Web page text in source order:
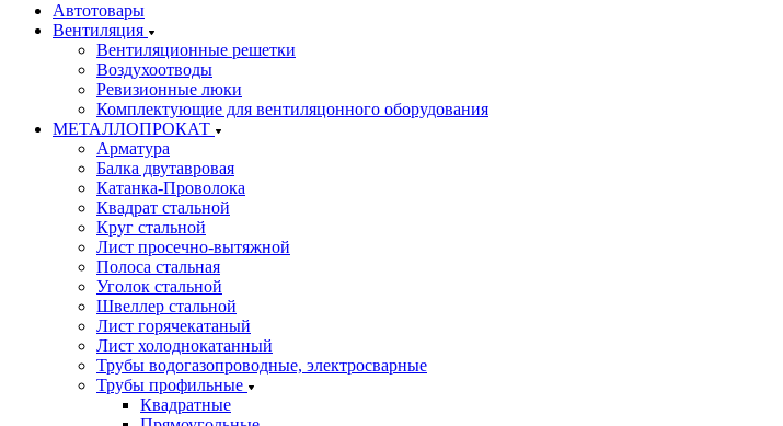
Автотовары
Вентиляция
Вентиляционные решетки
Воздухоотводы
Ревизионные люки
Комплектующие для вентиляцонного оборудования
МЕТАЛЛОПРОКАТ
Арматура
Балка двутавровая
Катанка-Проволока
Квадрат стальной
Круг стальной
Лист просечно-вытяжной
Полоса стальная
Уголок стальной
Швеллер стальной
Лист горячекатаный
Лист холоднокатанный
Трубы водогазопроводные, электросварные
Трубы профильные
Квадратные